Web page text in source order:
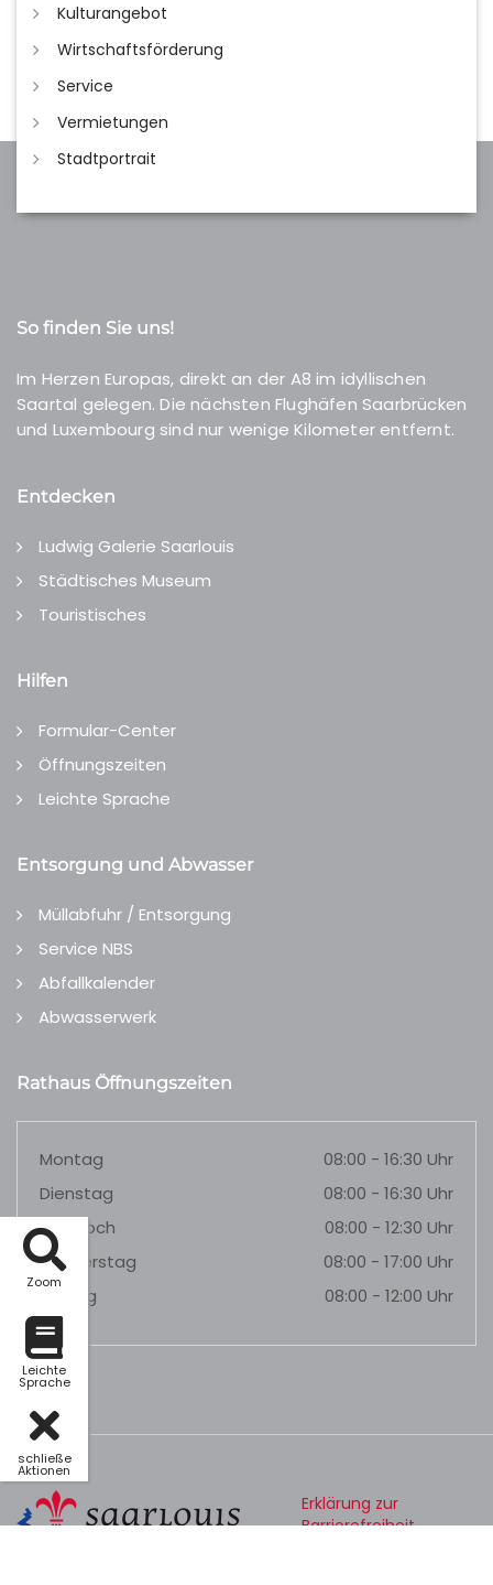
Zoom
Leichte
Sprache
schließe
Aktionen
Kulturangebot
Wirtschaftsförderung
Service
Vermietungen
Stadtportrait
So finden Sie uns!
Im Herzen Europas, direkt an der A8 im idyllischen
Saartal gelegen. Die nächsten Flughäfen Saarbrücken
und Luxembourg sind nur wenige Kilometer entfernt.
Entdecken
Ludwig Galerie Saarlouis
Städtisches Museum
Touristisches
Hilfen
Formular-Center
Öffnungszeiten
Leichte Sprache
Entsorgung und Abwasser
Müllabfuhr / Entsorgung
Service NBS
Abfallkalender
Abwasserwerk
Rathaus Öffnungszeiten
Montag
08:00 - 16:30 Uhr
Dienstag
08:00 - 16:30 Uhr
Mittwoch
08:00 - 12:30 Uhr
Donnerstag
08:00 - 17:00 Uhr
Freitag
08:00 - 12:00 Uhr
Erklärung zur
Barrierefreiheit